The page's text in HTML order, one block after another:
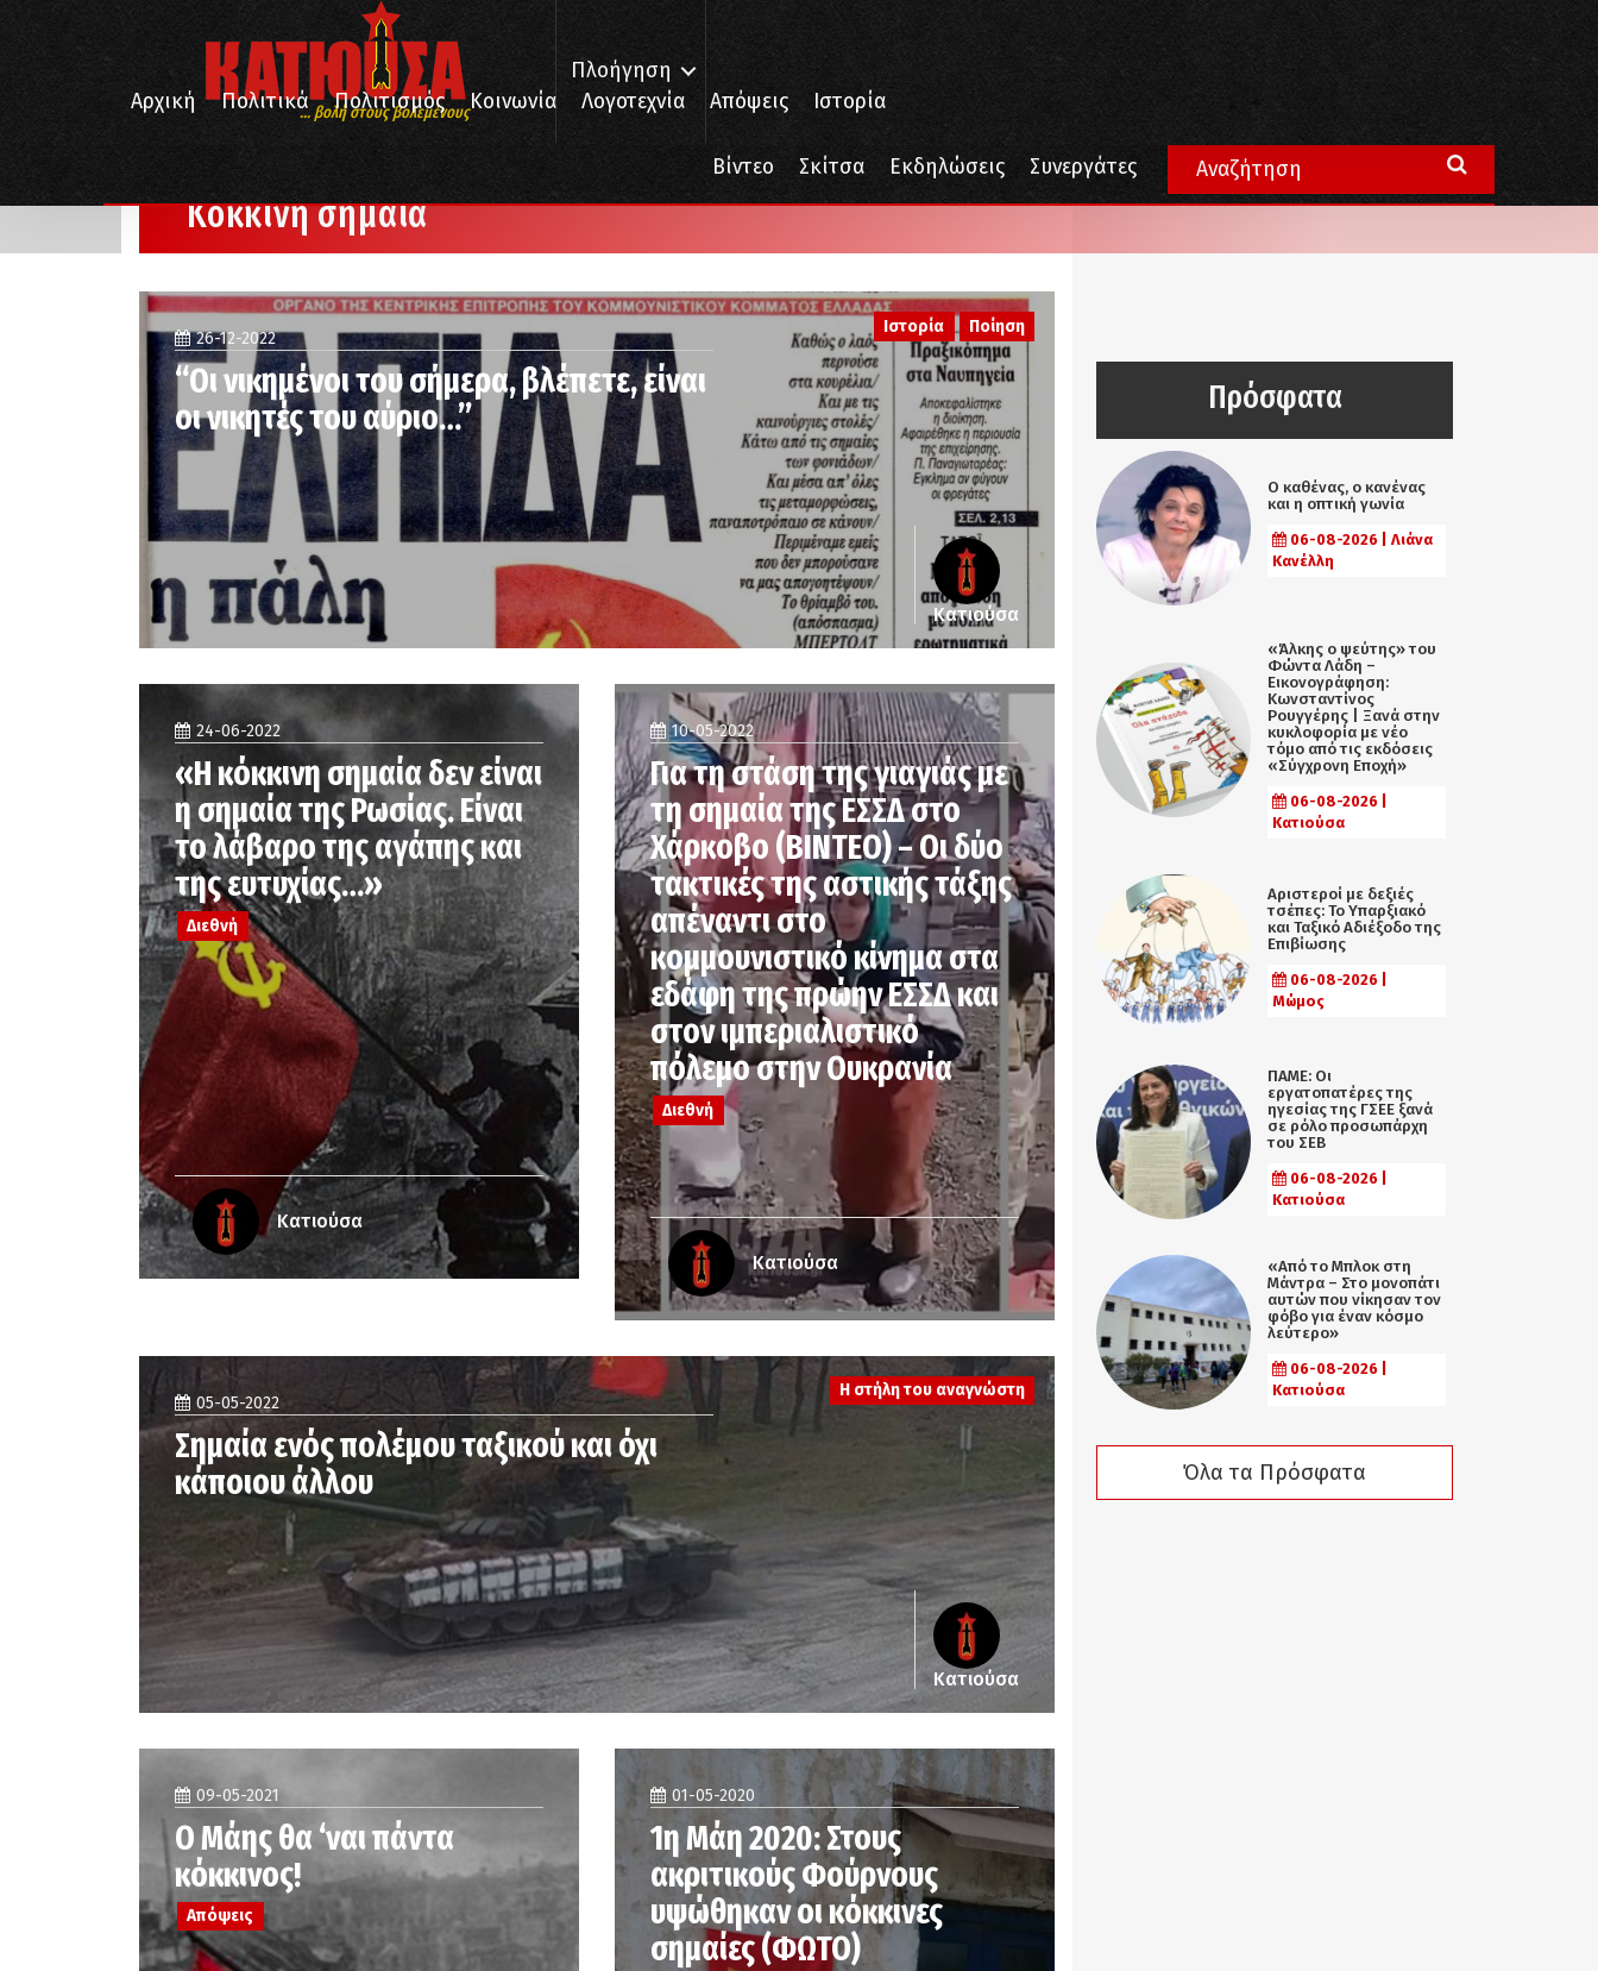
... βολή στους βολεμένους
Πλοήγηση
Αρχική
Πολιτικά Πολιτισμός Κοινωνία Λογοτεχνία Απόψεις Ιστορία
Βίντεο Σκίτσα Εκδηλώσεις Συνεργάτες
Κόκκινη σημαία
Κόκκινη σημαία
Ιστορία Ποίηση
26-12-2022
“Οι νικημένοι του σήμερα, βλέπετε, είναι
οι νικητές του αύριο…”
Κατιούσα
24-06-2022
«Η κόκκινη σημαία δεν είναι
η σημαία της Ρωσίας. Είναι
το λάβαρο της αγάπης και
της ευτυχίας…»
Διεθνή
Κατιούσα
10-05-2022
Για τη στάση της γιαγιάς με
τη σημαία της ΕΣΣΔ στο
Χάρκοβο (ΒΙΝΤΕΟ) – Οι δύο
τακτικές της αστικής τάξης
απέναντι στο
κομμουνιστικό κίνημα στα
εδάφη της πρώην ΕΣΣΔ και
στον ιμπεριαλιστικό
πόλεμο στην Ουκρανία
Διεθνή
Κατιούσα
Η στήλη του αναγνώστη
05-05-2022
Σημαία ενός πολέμου ταξικού και όχι
κάποιου άλλου
Κατιούσα
09-05-2021
Ο Μάης θα ‘ναι πάντα
κόκκινος!
Απόψεις
01-05-2020
1η Μάη 2020: Στους
ακριτικούς Φούρνους
υψώθηκαν οι κόκκινες
σημαίες (ΦΩΤΟ)
Πρόσφατα
Ο καθένας, ο κανένας
και η οπτική γωνία
06-08-2026 | Λιάνα
Κανέλλη
«Άλκης ο ψεύτης» του
Φώντα Λάδη –
Εικονογράφηση:
Κωνσταντίνος
Ρουγγέρης | Ξανά στην
κυκλοφορία με νέο
τόμο από τις εκδόσεις
«Σύγχρονη Εποχή»
06-08-2026 |
Κατιούσα
Αριστεροί με δεξιές
τσέπες: Το Υπαρξιακό
και Ταξικό Αδιέξοδο της
Επιβίωσης
06-08-2026 |
Μώμος
ΠΑΜΕ: Οι
εργατοπατέρες της
ηγεσίας της ΓΣΕΕ ξανά
σε ρόλο προσωπάρχη
του ΣΕΒ
06-08-2026 |
Κατιούσα
«Από το Μπλοκ στη
Μάντρα – Στο μονοπάτι
αυτών που νίκησαν τον
φόβο για έναν κόσμο
λεύτερο»
06-08-2026 |
Κατιούσα
Όλα τα Πρόσφατα